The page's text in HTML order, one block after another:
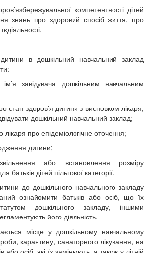
компетентності дітей
знань про здоровий спосіб життя, про
в дошкільний навчальний заклад
завідувача дошкільним навчальним
стан здоров’я дитини з висновком лікаря,
дошкільний навчальний заклад;
лікаря про епідеміологічне оточення;
дитини;
або встановлення розміру
батьків дітей пільгової категорії.
до дошкільного навчального закладу
ознайомити батьків або осіб, що їх
дошкільного закладу, іншими
його діяльність.
місце у дошкільному навчальному
карантину, санаторного лікування, на
або осіб, які їх замінюють, а також у літній